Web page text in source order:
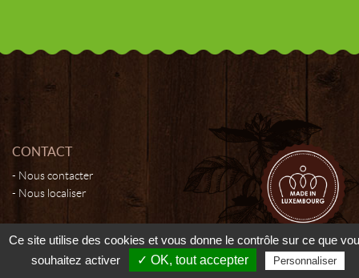
CONTACT
Nous contacter
Nous localiser
© 2026 - Moutarderie de Luxembourg - Tous droits réservés -Cookies
Manager-
Ce site utilise des cookies et vous donne le contrôle sur ce que
souhaitez activer
✓ OK, tout accepter Personnaliser